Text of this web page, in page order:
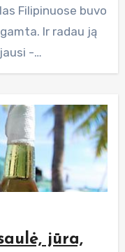
Filipinuose buvo
Ir radau ją
-…
jūra,